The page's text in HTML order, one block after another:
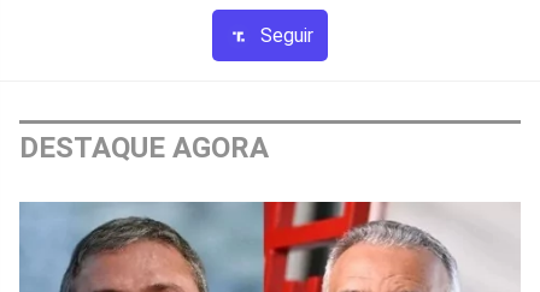
Seguir
DESTAQUE AGORA